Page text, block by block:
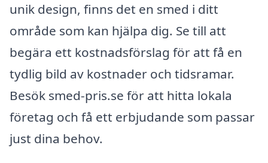
unik design, finns det en smed i ditt
område som kan hjälpa dig. Se till att
begära ett kostnadsförslag för att få en
tydlig bild av kostnader och tidsramar.
Besök smed-pris.se för att hitta lokala
företag och få ett erbjudande som passar
just dina behov.